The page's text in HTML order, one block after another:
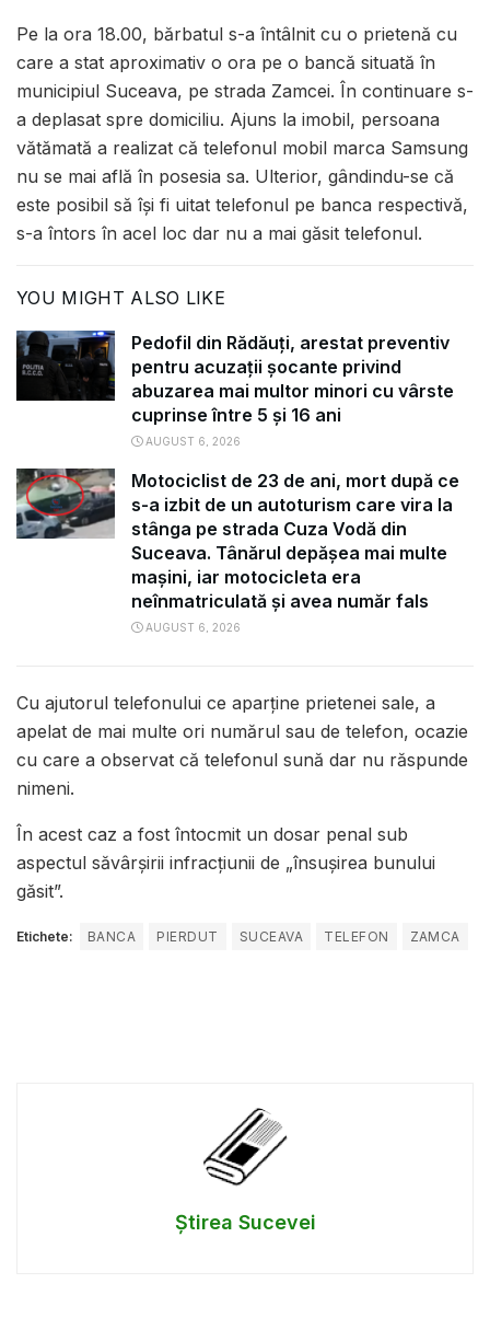
Pe la ora 18.00, bărbatul s-a întâlnit cu o prietenă cu
care a stat aproximativ o ora pe o bancă situată în
municipiul Suceava, pe strada Zamcei. În continuare s-
a deplasat spre domiciliu. Ajuns la imobil, persoana
vătămată a realizat că telefonul mobil marca Samsung
nu se mai află în posesia sa. Ulterior, gândindu-se că
este posibil să își fi uitat telefonul pe banca respectivă,
s-a întors în acel loc dar nu a mai găsit telefonul.
YOU MIGHT ALSO LIKE
Pedofil din Rădăuți, arestat preventiv
pentru acuzații șocante privind
abuzarea mai multor minori cu vârste
cuprinse între 5 și 16 ani
AUGUST 6, 2026
Motociclist de 23 de ani, mort după ce
s-a izbit de un autoturism care vira la
stânga pe strada Cuza Vodă din
Suceava. Tânărul depășea mai multe
mașini, iar motocicleta era
neînmatriculată și avea număr fals
AUGUST 6, 2026
Cu ajutorul telefonului ce aparține prietenei sale, a
apelat de mai multe ori numărul sau de telefon, ocazie
cu care a observat că telefonul sună dar nu răspunde
nimeni.
În acest caz a fost întocmit un dosar penal sub
aspectul săvârșirii infracțiunii de „însușirea bunului
găsit”.
Etichete: BANCA PIERDUT SUCEAVA TELEFON ZAMCA
Știrea Sucevei